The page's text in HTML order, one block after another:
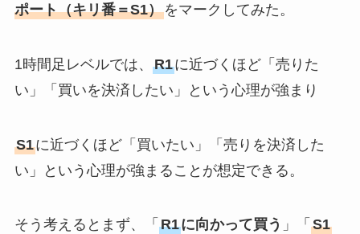
ポート（キリ番＝S1）をマークしてみた。
1時間足レベルでは、 R1に近づくほど「売りた
い」「買いを決済したい」という心理が強まり
S1に近づくほど「買いたい」「売りを決済した
い」という心理が強まることが想定できる。
そう考えるとまず、「 R1に向かって買う 」「 S1